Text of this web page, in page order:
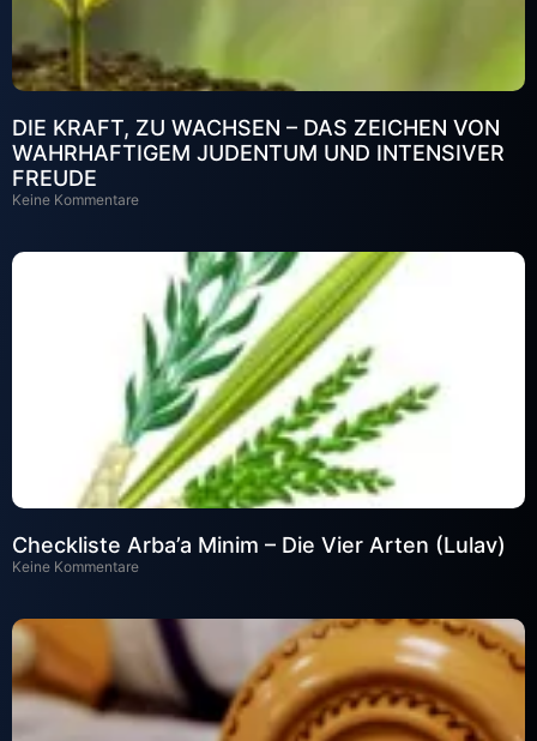
DIE KRAFT, ZU WACHSEN – DAS ZEICHEN VON
WAHRHAFTIGEM JUDENTUM UND INTENSIVER
FREUDE
Keine Kommentare
Checkliste Arba’a Minim – Die Vier Arten (Lulav)
Keine Kommentare